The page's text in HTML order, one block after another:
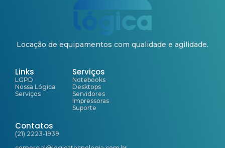
Locação de equipamentos com qualidade e agilidade.
Links
LGPD
Nossa Lógica
Serviços
Serviços
Notebooks
Desktops
Servidores
Impressoras
Suporte
Contatos
(21) 2223-1939